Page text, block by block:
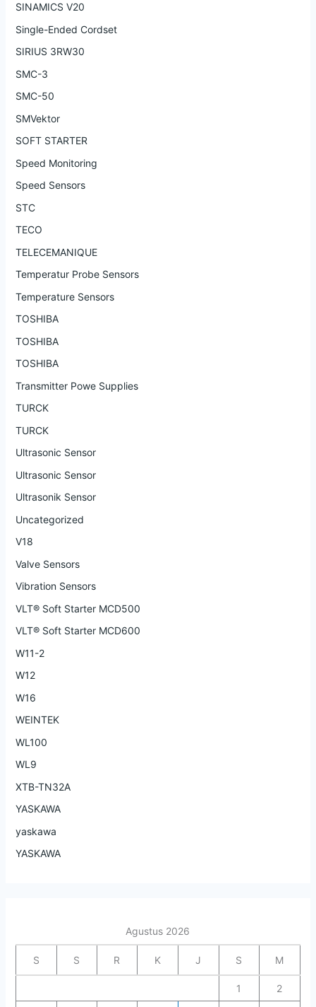
SINAMICS V20
Single-Ended Cordset
SIRIUS 3RW30
SMC-3
SMC-50
SMVektor
SOFT STARTER
Speed Monitoring
Speed Sensors
STC
TECO
TELECEMANIQUE
Temperatur Probe Sensors
Temperature Sensors
TOSHIBA
TOSHIBA
TOSHIBA
Transmitter Powe Supplies
TURCK
TURCK
Ultrasonic Sensor
Ultrasonic Sensor
Ultrasonik Sensor
Uncategorized
V18
Valve Sensors
Vibration Sensors
VLT® Soft Starter MCD500
VLT® Soft Starter MCD600
W11-2
W12
W16
WEINTEK
WL100
WL9
XTB-TN32A
YASKAWA
yaskawa
YASKAWA
Agustus 2026
S S R K J S M
1 2